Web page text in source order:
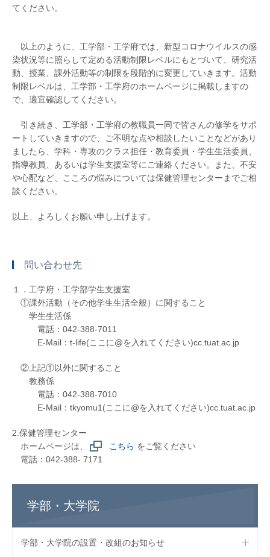
てください。
以上のように、工学部・工学府では、新型コロナウイルスの感
染状況等に照らして定める活動制限レベルにもとづいて、研究活
動、授業、課外活動等の制限を段階的に変更していきます。活動
制限レベルは、工学部・工学府のホームページに掲載しますの
で、適宜確認してください。
引き続き、工学部・工学府の教職員一同で皆さんの修学をサポ
ートしていきますので、ご不明な点や相談したいことなどがあり
ましたら、学科・専攻のクラス担任・教育委員・学生生活委員、
指導教員、あるいは学生支援室等にご連絡ください。また、不安
や心配など、こころの悩みについては保健管理センターまでご相
談ください。
以上、よろしくお願い申し上げます。
問い合わせ先
１．工学府・工学部学生支援室
①課外活動（その他学生生活全般）に関すること
学生生活係
電話：042-388-7011
E-Mail：t-life(ここに@を入れてください)cc.tuat.ac.jp
②上記①以外に関すること
教務係
電話：042-388-7010
E-Mail：tkyomu1(ここに@を入れてください)cc.tuat.ac.jp
2.保健管理センター
ホームページは、
こちら をご覧ください
電話：042-388- 7171
学部・大学院
学部・大学院の設置・改組のお知らせ